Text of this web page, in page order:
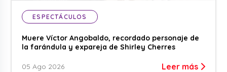
ESPECTÁCULOS
Muere Víctor Angobaldo, recordado personaje de
la farándula y expareja de Shirley Cherres
05 Ago 2026 Leer más